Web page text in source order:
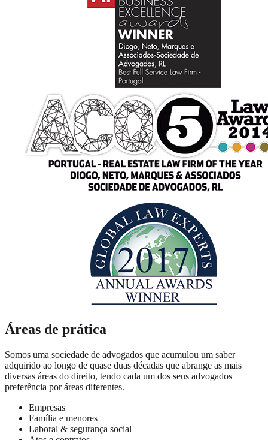
Áreas de prática
Somos uma sociedade de advogados que acumulou um saber
adquirido ao longo de quase duas décadas que abrange as mais
diversas áreas do direito, tendo cada um dos seus advogados
preferência por áreas diferentes.
Empresas
Família e menores
Laboral & segurança social